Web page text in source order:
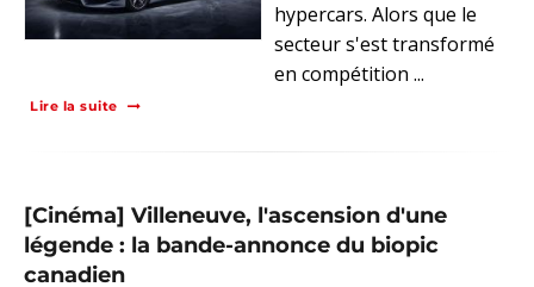
hypercars. Alors que le
secteur s'est transformé
en compétition ...
Lire la suite
[Cinéma] Villeneuve, l'ascension d'une
légende : la bande-annonce du biopic
canadien